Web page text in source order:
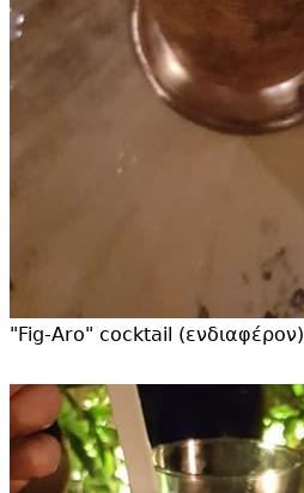
"Fig-Aro" cocktail (ενδιαφέρον)